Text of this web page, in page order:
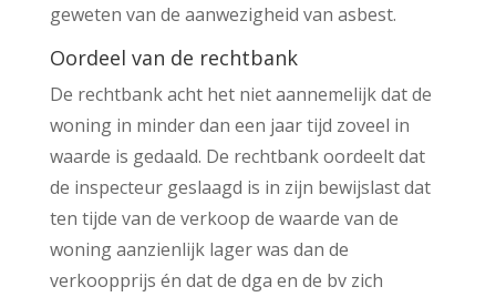
geweten van de aanwezigheid van asbest.
Oordeel van de rechtbank
De rechtbank acht het niet aannemelijk dat de
woning in minder dan een jaar tijd zoveel in
waarde is gedaald. De rechtbank oordeelt dat
de inspecteur geslaagd is in zijn bewijslast dat
ten tijde van de verkoop de waarde van de
woning aanzienlijk lager was dan de
verkoopprijs én dat de dga en de bv zich